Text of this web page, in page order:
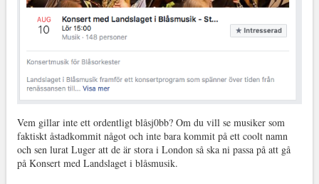
Vem gillar inte ett ordentligt blåsj0bb? Om du vill se musiker som
faktiskt åstadkommit något och inte bara kommit på ett coolt namn
och sen lurat Luger att de är stora i London så ska ni passa på att gå
på Konsert med Landslaget i blåsmusik.